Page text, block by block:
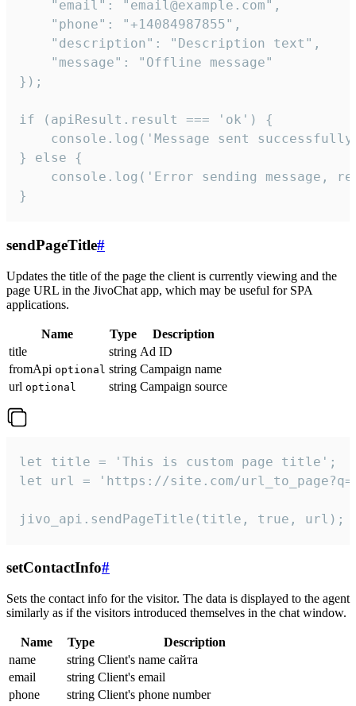
    "email": "email@example.com",
    "phone": "+14084987855",
    "description": "Description text",
    "message": "Offline message"
});
if (apiResult.result === 'ok') {
console.log('Message sent
} else {
console.log('Error sending message,
}
sendPageTitle#
Updates the title of the page the client is currently viewing and the
page URL in the JivoChat app, which may be useful for SPA
applications.
Name Type
Description
title
string Ad ID
fromApi optional string Campaign name
url optional string Campaign source
let title = 'This is custom page title';
let url = 'https://site.com/
jivo_api.sendPageTitle(title, true, url);
setContactInfo#
Sets the contact info for the visitor. The data is displayed to the agent
similarly as if the visitors introduced themselves in the chat window.
Name Type
Description
name
string Client's name сайта
email
string Client's email
phone
string Client's phone number